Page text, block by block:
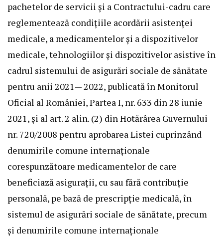
pachetelor de servicii și a Contractului-cadru care
reglementează condițiile acordării asistenței
medicale, a medicamentelor și a dispozitivelor
medicale, tehnologiilor și dispozitivelor asistive în
cadrul sistemului de asigurări sociale de sănătate
pentru anii 2021— 2022, publicată în Monitorul
Oficial al României, Partea I, nr. 633 din 28 iunie
2021, și al art. 2 alin. (2) din Hotărârea Guvernului
nr. 720/2008 pentru aprobarea Listei cuprinzând
denumirile comune internaționale
corespunzătoare medicamentelor de care
beneficiază asigurații, cu sau fără contribuție
personală, pe bază de prescripție medicală, în
sistemul de asigurări sociale de sănătate, precum
și denumirile comune internaționale